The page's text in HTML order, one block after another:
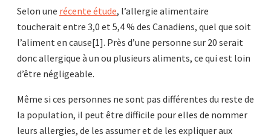
Selon une récente étude, l’allergie alimentaire
toucherait entre 3,0 et 5,4 % des Canadiens, quel que soit
l’aliment en cause[1]. Près d’une personne sur 20 serait
donc allergique à un ou plusieurs aliments, ce qui est loin
d’être négligeable.
Même si ces personnes ne sont pas différentes du reste de
la population, il peut être difficile pour elles de nommer
leurs allergies, de les assumer et de les expliquer aux